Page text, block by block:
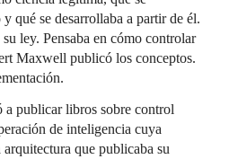
qué se desarrollaba a partir de él.
ley. Pensaba en cómo controlar
Maxwell publicó los conceptos.
publicar libros sobre control
de inteligencia cuya
que publicaba su